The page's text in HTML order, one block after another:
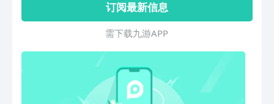
爷爷从蛇精洞窟中救出后，一路躲避迎面
而来的蛤蟆头领、蜈蚣队长等妖精，与蛇
精斗智斗勇，躲避蝎子精的追捕，最终在
彩莲的召唤下，团结一心，消灭妖精。
订阅最新信息
需 下 载 九 游 A P P